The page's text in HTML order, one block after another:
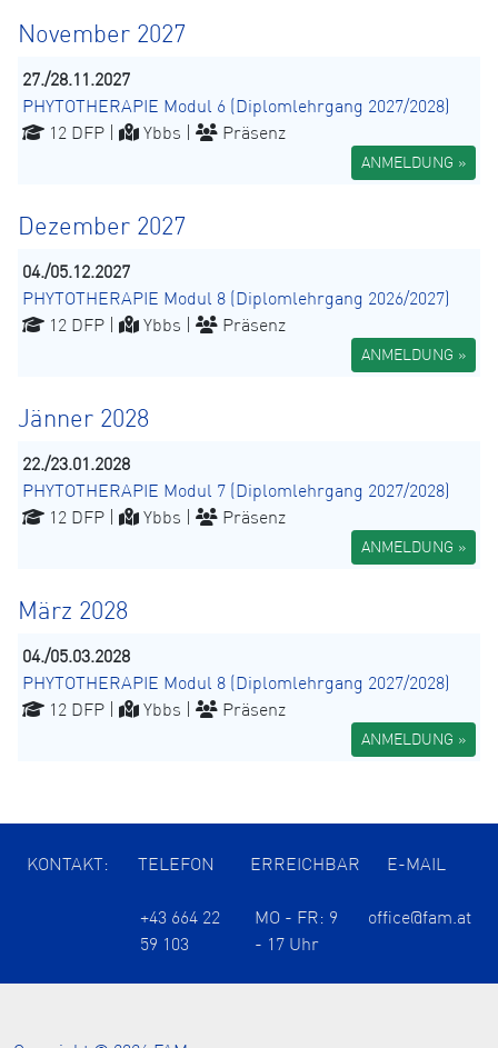
November 2027
27./28.11.2027
PHYTOTHERAPIE Modul 6 (Diplomlehrgang 2027/2028)
12 DFP |
Ybbs | Präsenz
ANMELDUNG »
Dezember 2027
04./05.12.2027
PHYTOTHERAPIE Modul 8 (Diplomlehrgang 2026/2027)
12 DFP |
Ybbs | Präsenz
ANMELDUNG »
Jänner 2028
22./23.01.2028
PHYTOTHERAPIE Modul 7 (Diplomlehrgang 2027/2028)
12 DFP |
Ybbs | Präsenz
ANMELDUNG »
März 2028
04./05.03.2028
PHYTOTHERAPIE Modul 8 (Diplomlehrgang 2027/2028)
12 DFP |
Ybbs | Präsenz
ANMELDUNG »
KONTAKT: TELEFON ERREICHBAR E-MAIL
+43 664 22
59 103
MO - FR: 9
- 17 Uhr
office@fam.at